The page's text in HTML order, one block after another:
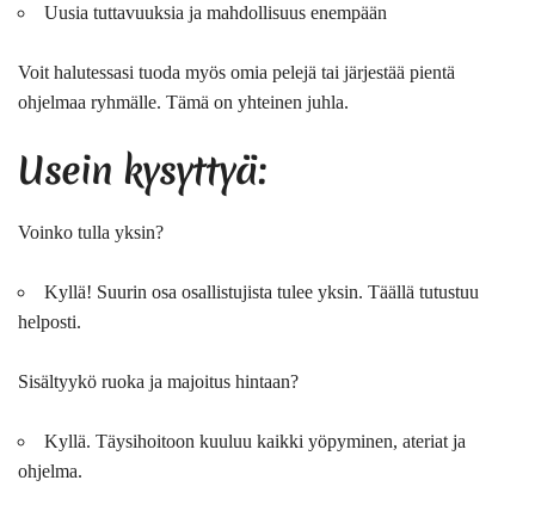
Uusia tuttavuuksia ja mahdollisuus enempään
Voit halutessasi tuoda myös omia pelejä tai järjestää pientä
ohjelmaa ryhmälle. Tämä on yhteinen juhla.
Usein kysyttyä:
Voinko tulla yksin?
Kyllä! Suurin osa osallistujista tulee yksin. Täällä tutustuu
helposti.
Sisältyykö ruoka ja majoitus hintaan?
Kyllä. Täysihoitoon kuuluu kaikki yöpyminen, ateriat ja
ohjelma.